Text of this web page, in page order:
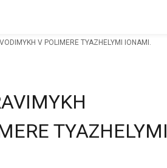
V POLIMERE TYAZHELYMI IONAMI.
TYAZHELYMI